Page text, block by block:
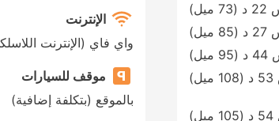
73 ميل
)
85 ميل
)
95 ميل
)
108 ميل )
105 ميل )
الإنترنت
واي فاي (الإنترنت
موقف للسيارات
بالموقع (بتكلفة إضافية)